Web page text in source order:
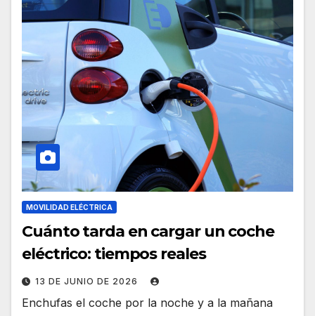
MOVILIDAD ELÉCTRICA
Cuánto tarda en cargar un coche
eléctrico: tiempos reales
13 DE JUNIO DE 2026
Enchufas el coche por la noche y a la mañana